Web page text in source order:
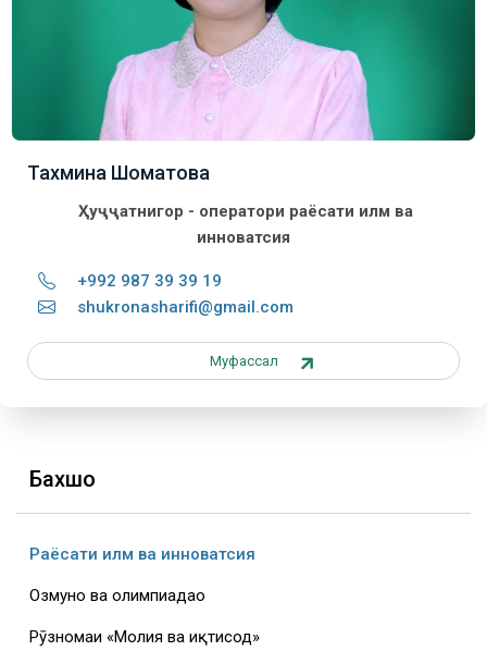
Тахмина Шоматова
Ҳуҷҷатнигор - оператори раёсати илм ва
инноватсия
+992 987 39 39 19
shukronasharifi@gmail.com
Муфассал
Бахшҳо
Раёсати илм ва инноватсия
Озмунҳо ва олимпиадаҳо
Рӯзномаи «Молия ва иқтисод»